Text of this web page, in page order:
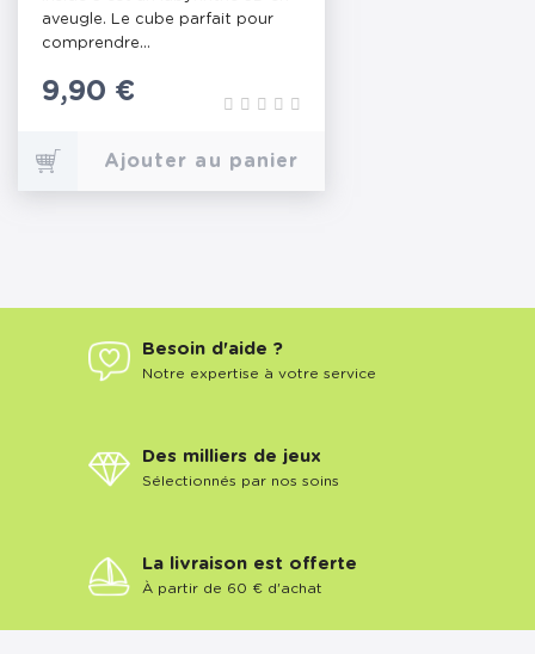
aveugle. Le cube parfait pour
comprendre...
Prix
9,90 €
Ajouter au panier
Besoin d'aide ?
Notre expertise à votre service
Des milliers de jeux
Sélectionnés par nos soins
La livraison est offerte
À partir de 60 € d'achat